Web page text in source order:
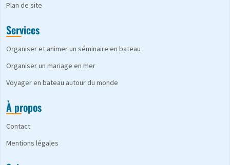
Plan de site
Services
Organiser et animer un séminaire en bateau
Organiser un mariage en mer
Voyager en bateau autour du monde
À propos
Contact
Mentions légales